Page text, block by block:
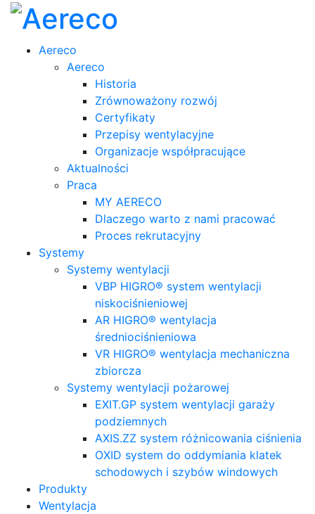
Aereco
Aereco
Historia
Zrównoważony rozwój
Certyfikaty
Przepisy wentylacyjne
Organizacje współpracujące
Aktualności
Praca
MY AERECO
Dlaczego warto z nami pracować
Proces rekrutacyjny
Systemy
Systemy wentylacji
VBP HIGRO® system wentylacji
niskociśnieniowej
AR HIGRO® wentylacja
średniociśnieniowa
VR HIGRO® wentylacja mechaniczna
zbiorcza
Systemy wentylacji pożarowej
EXIT.GP system wentylacji garaży
podziemnych
AXIS.ZZ system różnicowania ciśnienia
OXID system do oddymiania klatek
schodowych i szybów windowych
Produkty
Wentylacja